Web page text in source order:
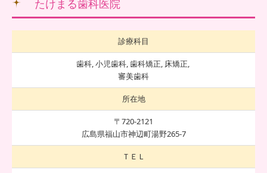
たけまる歯科医院
診療科目
歯科, 小児歯科, 歯科矯正, 床矯正,
審美歯科
所在地
〒720-2121
広島県福山市神辺町湯野265-7
ＴＥＬ